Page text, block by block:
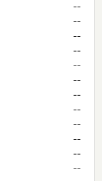
--
--
--
--
--
--
--
--
--
--
--
--